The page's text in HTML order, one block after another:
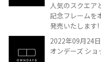
人気のスクエア
記念フレームを
発売いたします!
2022年09月24日
オンデーズ ショ